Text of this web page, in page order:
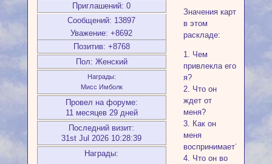
Приглашений: 0
Сообщений: 13897
Уважение: +8692
Позитив: +8768
Пол: Женский
Награды:
Мисс Имболк
Провел на форуме:
11 месяцев 29 дней
Последний визит:
31st Jul 2026 10:28:39
Награды:
Значения карт
в этом
раскладе:
1. Чем
привлекла его
я?
2. Что он
ждет от
меня?
3. Как он
меня
воспринимает?
4. Что он во